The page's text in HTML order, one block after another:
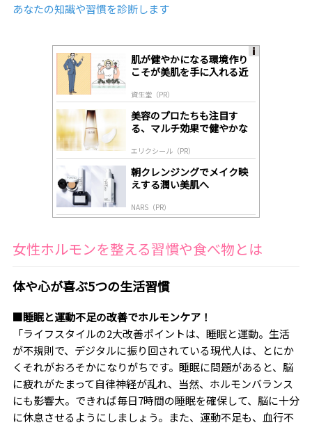
あなたの知識や習慣を診断します
肌が健やかになる環境作り
こそが美肌を手に入れる近
資生堂（PR）
美容のプロたちも注目す
る、マルチ効果で健やかな
エリクシール（PR）
朝クレンジングでメイク映
えする潤い美肌へ
NARS（PR）
女性ホルモンを整える習慣や食べ物とは
体や心が喜ぶ5つの生活習慣
■睡眠と運動不足の改善でホルモンケア！
「ライフスタイルの2大改善ポイントは、睡眠と運動。生活
が不規則で、デジタルに振り回されている現代人は、とにか
くそれがおろそかになりがちです。睡眠に問題があると、脳
に疲れがたまって自律神経が乱れ、当然、ホルモンバランス
にも影響大。できれば毎日7時間の睡眠を確保して、脳に十分
に休息させるようにしましょう。また、運動不足も、血行不